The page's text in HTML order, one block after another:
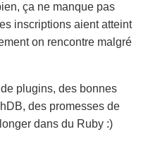
ça ne manque pas
inscriptions aient atteint
on rencontre malgré
plugins, des bonnes
des promesses de
dans du Ruby :)